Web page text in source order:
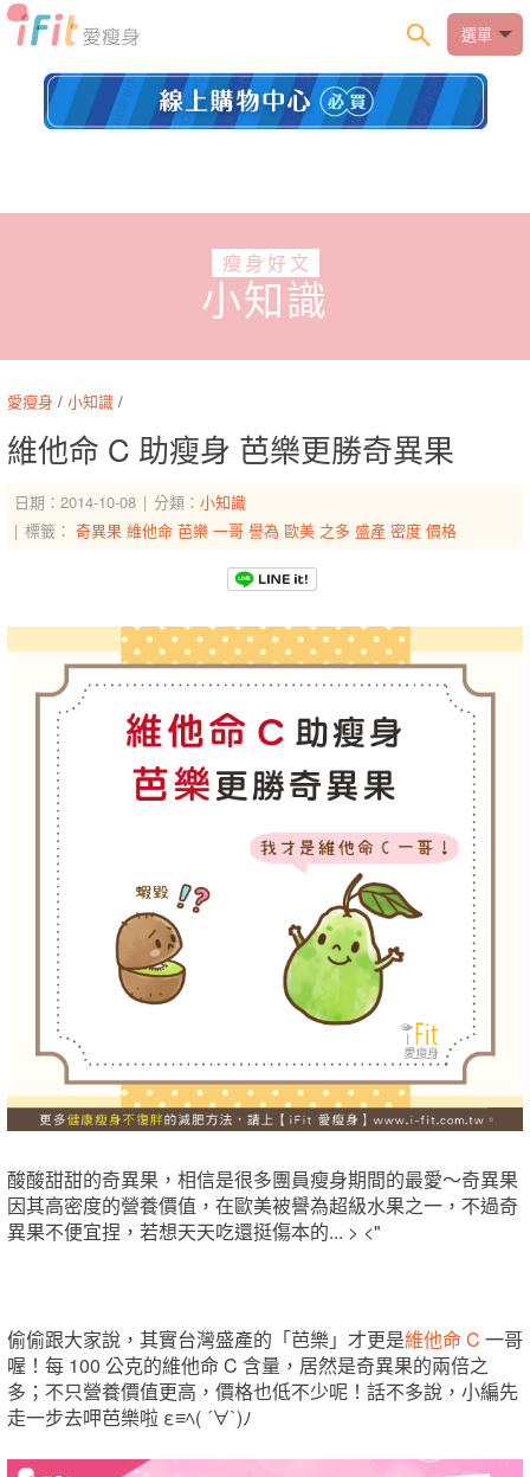
選單
瘦身好文
小知識
愛瘦身 / 小知識 /
維他命 C 助瘦身 芭樂更勝奇異果
日期：2014-10-08 分類： 小知識
標籤： 奇異果 維他命 芭樂 一哥 譽為 歐美 之多 盛產 密度 價格
酸酸甜甜的奇異果，相信是很多團員瘦身期間的最愛～奇異果
因其高密度的營養價值，在歐美被譽為超級水果之一，不過奇
異果不便宜捏，若想天天吃還挺傷本的... > <"
偷偷跟大家說，其實台灣盛產的「芭樂」才更是維他命 C 一哥
喔！每 100 公克的維他命 C 含量，居然是奇異果的兩倍之
多；不只營養價值更高，價格也低不少呢！話不多說，小編先
走一步去呷芭樂啦 ε≡ﾍ( ´∀`)ﾉ